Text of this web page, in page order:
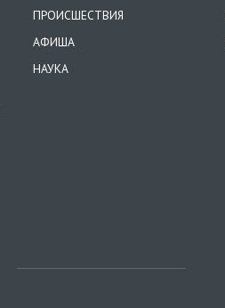
ПРОИСШЕСТВИЯ
АФИША
НАУКА